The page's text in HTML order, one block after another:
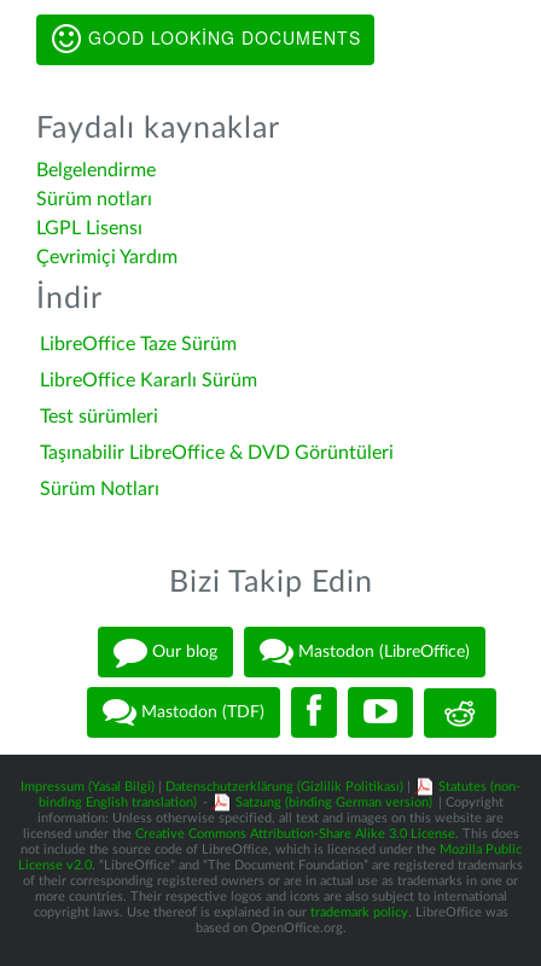
GOOD LOOKING DOCUMENTS
Faydalı kaynaklar
Belgelendirme
Sürüm notları
LGPL Lisensı
Çevrimiçi Yardım
İndir
LibreOffice Taze Sürüm
LibreOffice Kararlı Sürüm
Test sürümleri
Taşınabilir LibreOffice & DVD Görüntüleri
Sürüm Notları
Bizi Takip Edin
Our blog Mastodon (LibreOffice)
Mastodon (TDF)
Impressum (Yasal Bilgi) Datenschutzerklärung (Gizlilik Politikası)
Statutes (non-
binding English translation) - Satzung (binding German version)
| Copyright
information: Unless otherwise specified, all text and images on this website are
licensed under the Creative Commons Attribution-Share Alike 3.0 License. This does
not include the source code of LibreOffice, which is licensed under the Mozilla Public
License v2.0 . “LibreOffice” and “The Document Foundation” are registered trademarks
of their corresponding registered owners or are in actual use as trademarks in one or
more countries. Their respective logos and icons are also subject to international
copyright laws. Use thereof is explained in our trademark policy. LibreOffice was
based on OpenOffice.org.